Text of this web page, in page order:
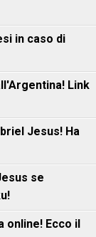
in caso di
Link
Jesus! Ha
se
online! Ecco il